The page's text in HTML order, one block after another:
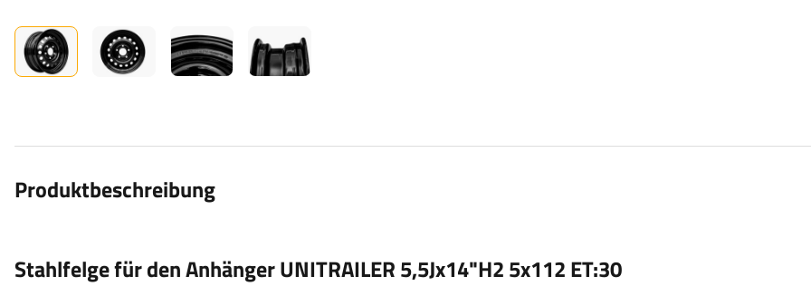
Produktbeschreibung
Stahlfelge für den Anhänger UNITRAILER 5,5Jx14"H2 5x112 ET:30